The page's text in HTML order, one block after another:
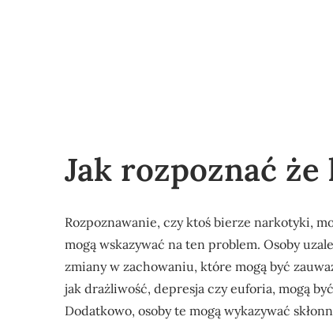
Jak rozpoznać
Rozpoznawanie, czy ktoś bierze narkotyki,
mogą wskazywać na ten problem. Osoby
zmiany w zachowaniu, które mogą być
jak drażliwość, depresja czy euforia, mogą
Dodatkowo, osoby te mogą wykazywać